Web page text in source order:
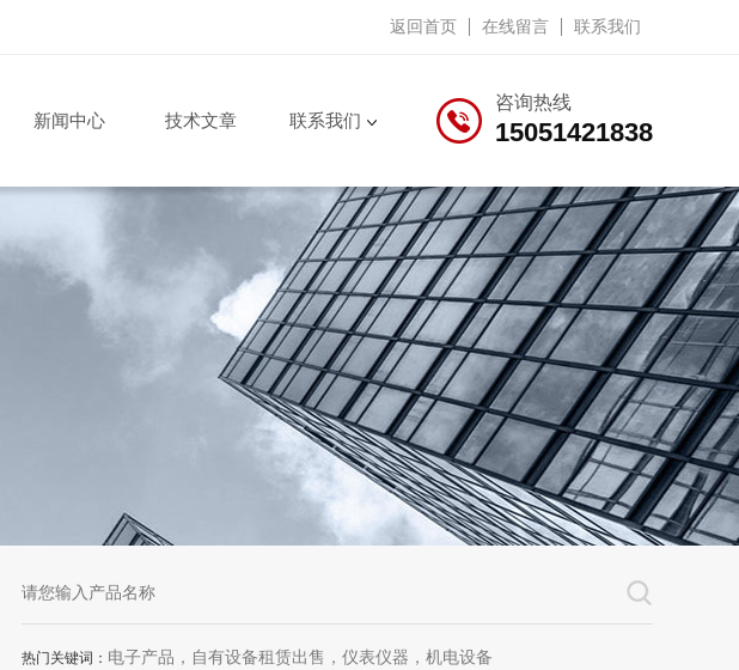
返回首页 在线留言 联系我们
咨询热线
15051421838
新闻中心 技术文章 联系我们
热门关键词： 电子产品，自有设备租赁出售，仪表仪器，机电设备